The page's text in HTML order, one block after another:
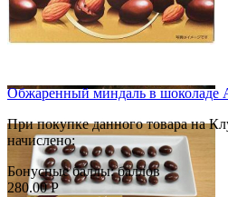
Обжаренный миндаль в шоколаде
При покупке данного товара на
начислено:
Бонусные баллы: баллов
280.00 Р